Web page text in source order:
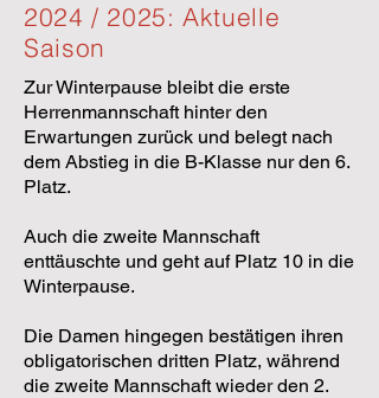
2024 / 2025: Aktuelle
Saison
Zur Winterpause bleibt die erste
Herrenmannschaft hinter den
Erwartungen zurück und belegt nach
dem Abstieg in die B-Klasse nur den 6.
Platz.
Auch die zweite Mannschaft
enttäuschte und geht auf Platz 10 in die
Winterpause.
Die Damen hingegen bestätigen ihren
obligatorischen dritten Platz, während
die zweite Mannschaft wieder den 2.